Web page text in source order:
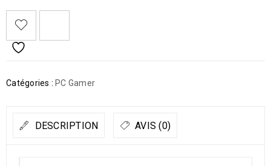
Catégories : PC Gamer
DESCRIPTION AVIS (0)